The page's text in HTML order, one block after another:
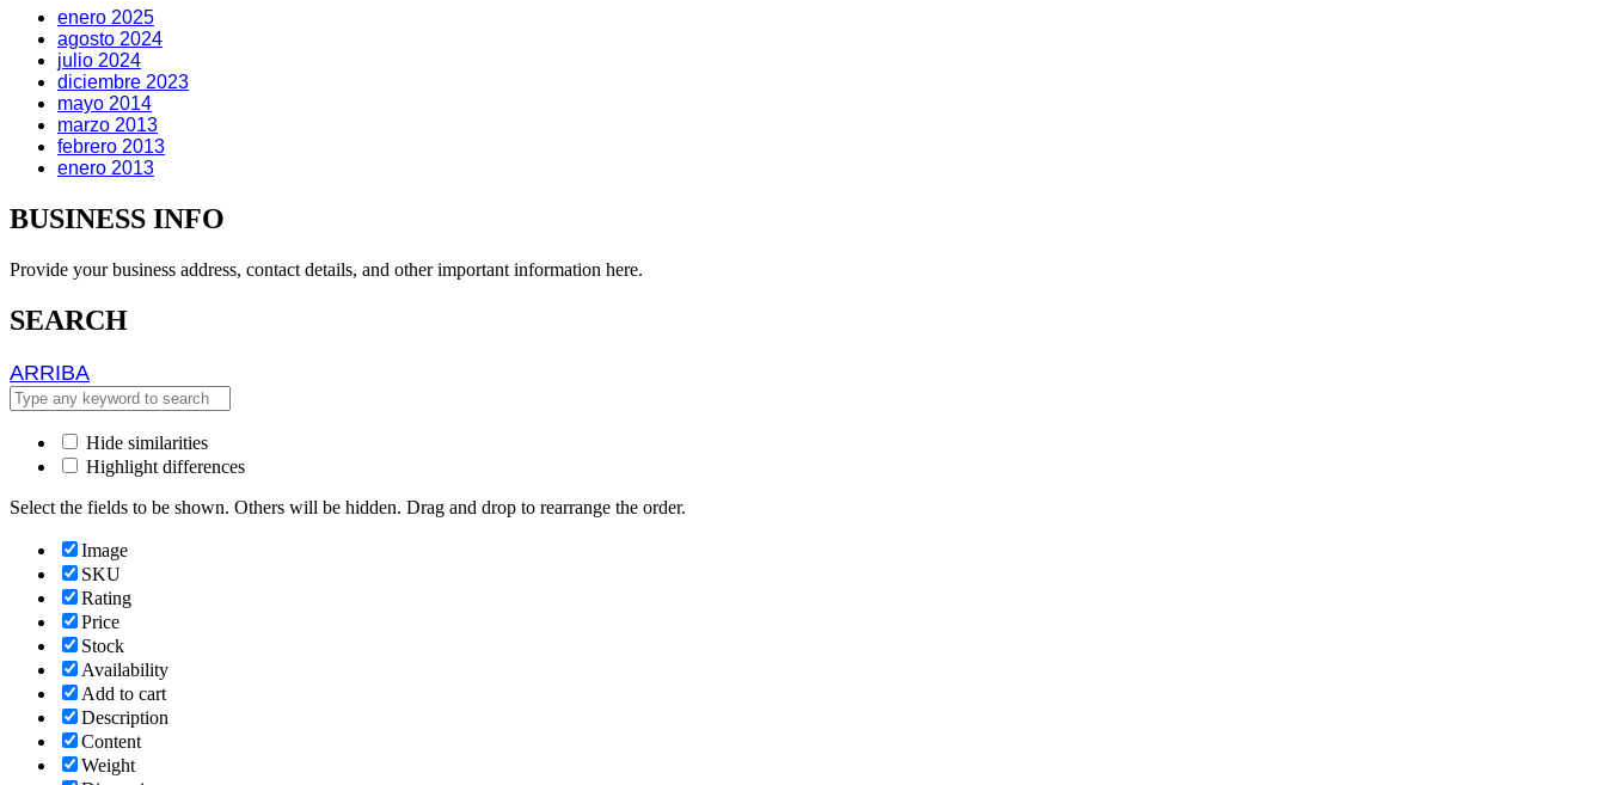
enero 2025
agosto 2024
julio 2024
diciembre 2023
mayo 2014
marzo 2013
febrero 2013
enero 2013
BUSINESS INFO
Provide your business address, contact details, and other important information here.
SEARCH
ARRIBA
Hide similarities
Highlight differences
Select the fields to be shown. Others will be hidden. Drag and drop to rearrange the order.
Image
SKU
Rating
Price
Stock
Availability
Add to cart
Description
Content
Weight